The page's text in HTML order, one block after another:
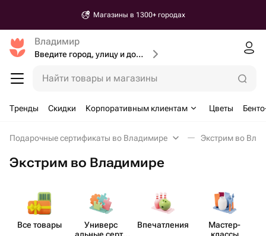
Магазины в 1300+ городах
Владимир
Введите город, улицу и дом доставки
Найти товары и магазины
Тренды Скидки Корпоративным клиентам Цветы
Подарочные сертификаты во Владимире Экстрим во
Экстрим во Владимире
Все товары
Универс​
Впеча​тления
Мастер-​